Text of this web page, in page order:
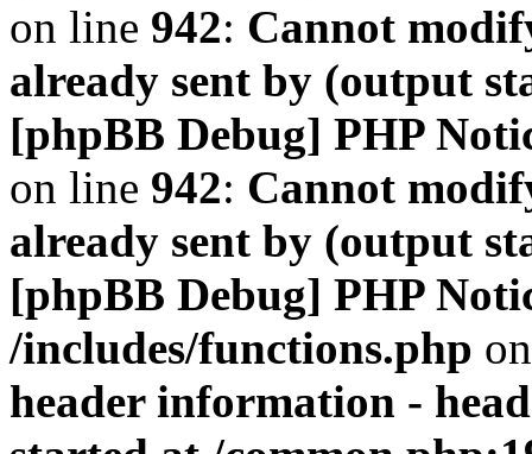
on line 942: Cannot
already sent by (output
[phpBB Debug] PHP
on line 942: Cannot
already sent by (output
[phpBB Debug] PHP
/includes/functions.php
header information -